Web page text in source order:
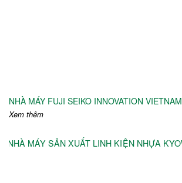
NHÀ MÁY FUJI SEIKO INNOVATION VIETNAM
Xem thêm